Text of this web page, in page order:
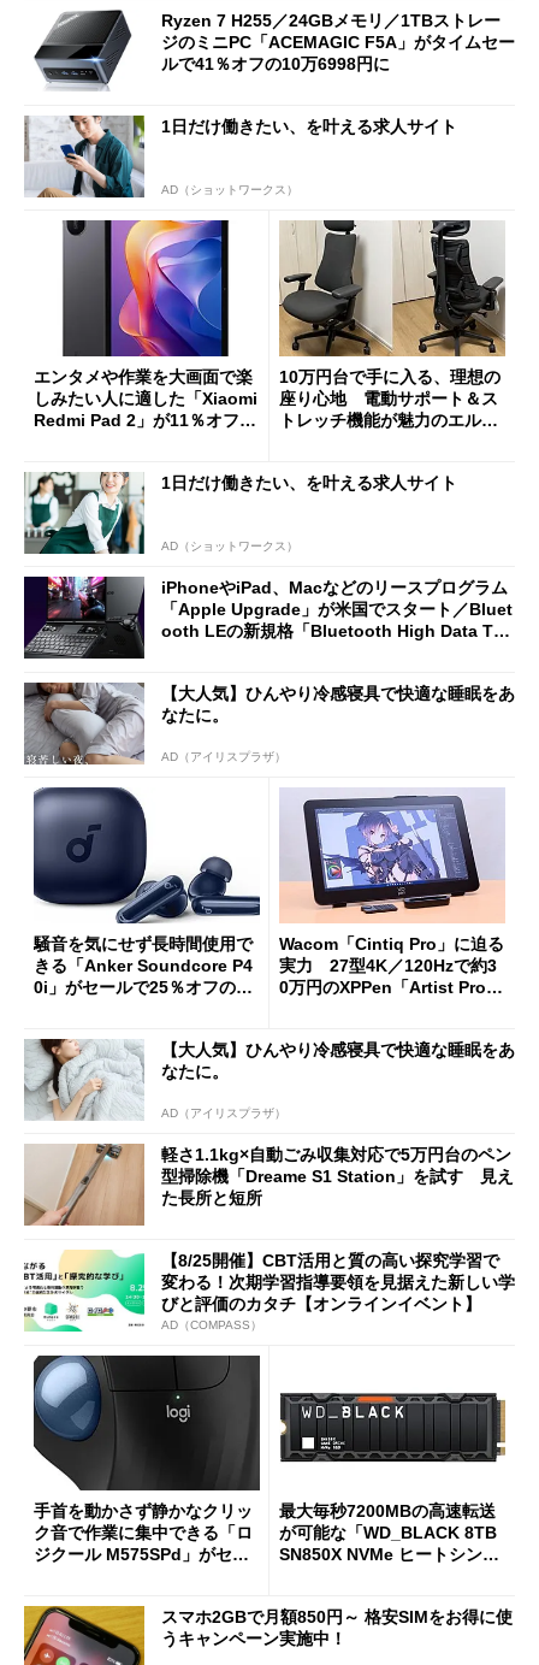
Ryzen 7 H255／24GBメモリ／1TBストレー
ジのミニPC「ACEMAGIC F5A」がタイムセー
ルで41％オフの10万6998円に
1日だけ働きたい、を叶える求人サイト
AD（ショットワークス）
エンタメや作業を大画面で楽
しみたい人に適した「Xiaomi
Redmi Pad 2」が11％オフの
10万円台で手に入る、理想の
座り心地 電動サポート＆ス
トレッチ機能が魅力のエルゴ
1日だけ働きたい、を叶える求人サイト
AD（ショットワークス）
iPhoneやiPad、Macなどのリースプログラム
「Apple Upgrade」が米国でスタート／Bluet
ooth LEの新規格「Bluetooth High Data Thr
【大人気】ひんやり冷感寝具で快適な睡眠をあ
なたに。
AD（アイリスプラザ）
騒音を気にせず長時間使用で
きる「Anker Soundcore P4
0i」がセールで25％オフの59
Wacom「Cintiq Pro」に迫る
実力 27型4K／120Hzで約3
0万円のXPPen「Artist Pro 2
【大人気】ひんやり冷感寝具で快適な睡眠をあ
なたに。
AD（アイリスプラザ）
軽さ1.1kg×自動ごみ収集対応で5万円台のペン
型掃除機「Dreame S1 Station」を試す 見え
た長所と短所
【8/25開催】CBT活用と質の高い探究学習で
変わる！次期学習指導要領を見据えた新しい学
びと評価のカタチ【オンラインイベント】
AD（COMPASS）
手首を動かさず静かなクリッ
ク音で作業に集中できる「ロ
ジクール M575SPd」がセー
最大毎秒7200MBの高速転送
が可能な「WD_BLACK 8TB
SN850X NVMe ヒートシンク
スマホ2GBで月額850円～ 格安SIMをお得に使
うキャンペーン実施中！